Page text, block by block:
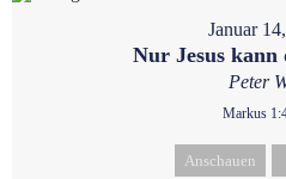
Januar
Nur Jesus kann
Peter
Markus
Anschauen